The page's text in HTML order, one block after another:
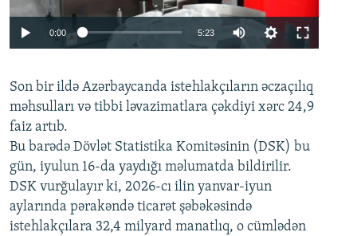
Auto 240p 360p 480p
720p 1080p
0:00 5:23
360p
480p
720p
1080p
Son bir ildə Azərbaycanda istehlakçıların əczaçılıq
məhsulları və tibbi ləvazimatlara çəkdiyi xərc 24,9
faiz artıb.
Bu barədə Dövlət Statistika Komitəsinin (DSK) bu
gün, iyulun 16-da yaydığı məlumatda bildirilir.
DSK vurğulayır ki, 2026-cı ilin yanvar-iyun
aylarında pərakəndə ticarət şəbəkəsində
istehlakçılara 32,4 milyard manatlıq, o cümlədən